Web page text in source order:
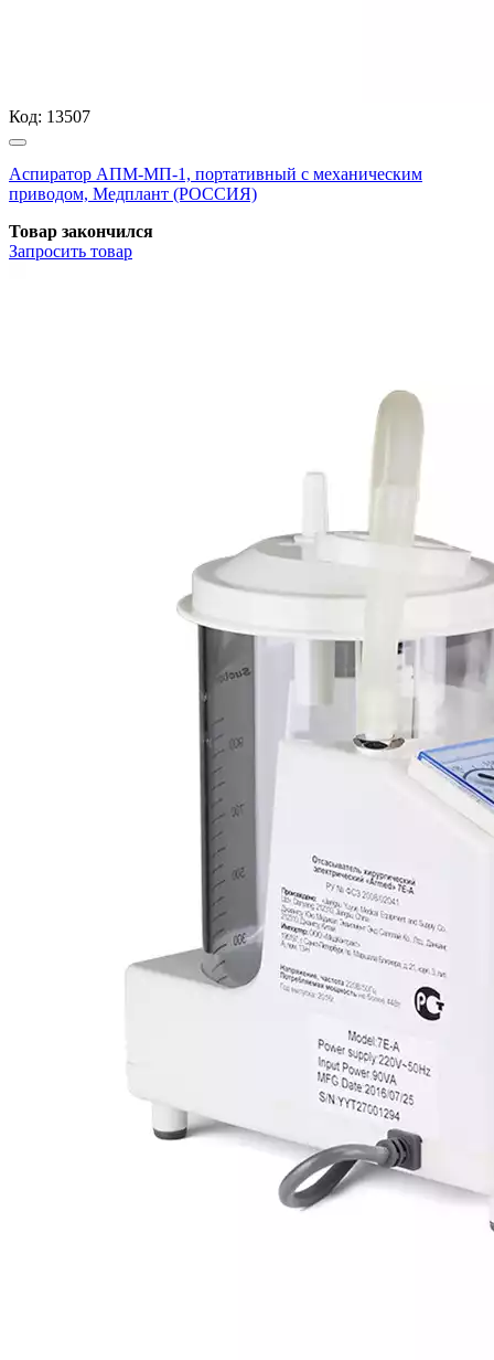
Код: 13507
Аспиратор АПМ-МП-1, портативный с механическим
приводом, Медплант (РОССИЯ)
Товар закончился
Запросить товар